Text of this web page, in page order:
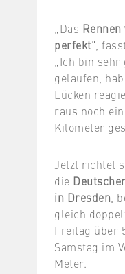
„Das
perfekt“,
„Ich bin
gelaufen,
Lücken
raus noch
Kilometer
Jetzt richtet
die
in Dresden ,
gleich
Freitag über
Samstag im
Meter.